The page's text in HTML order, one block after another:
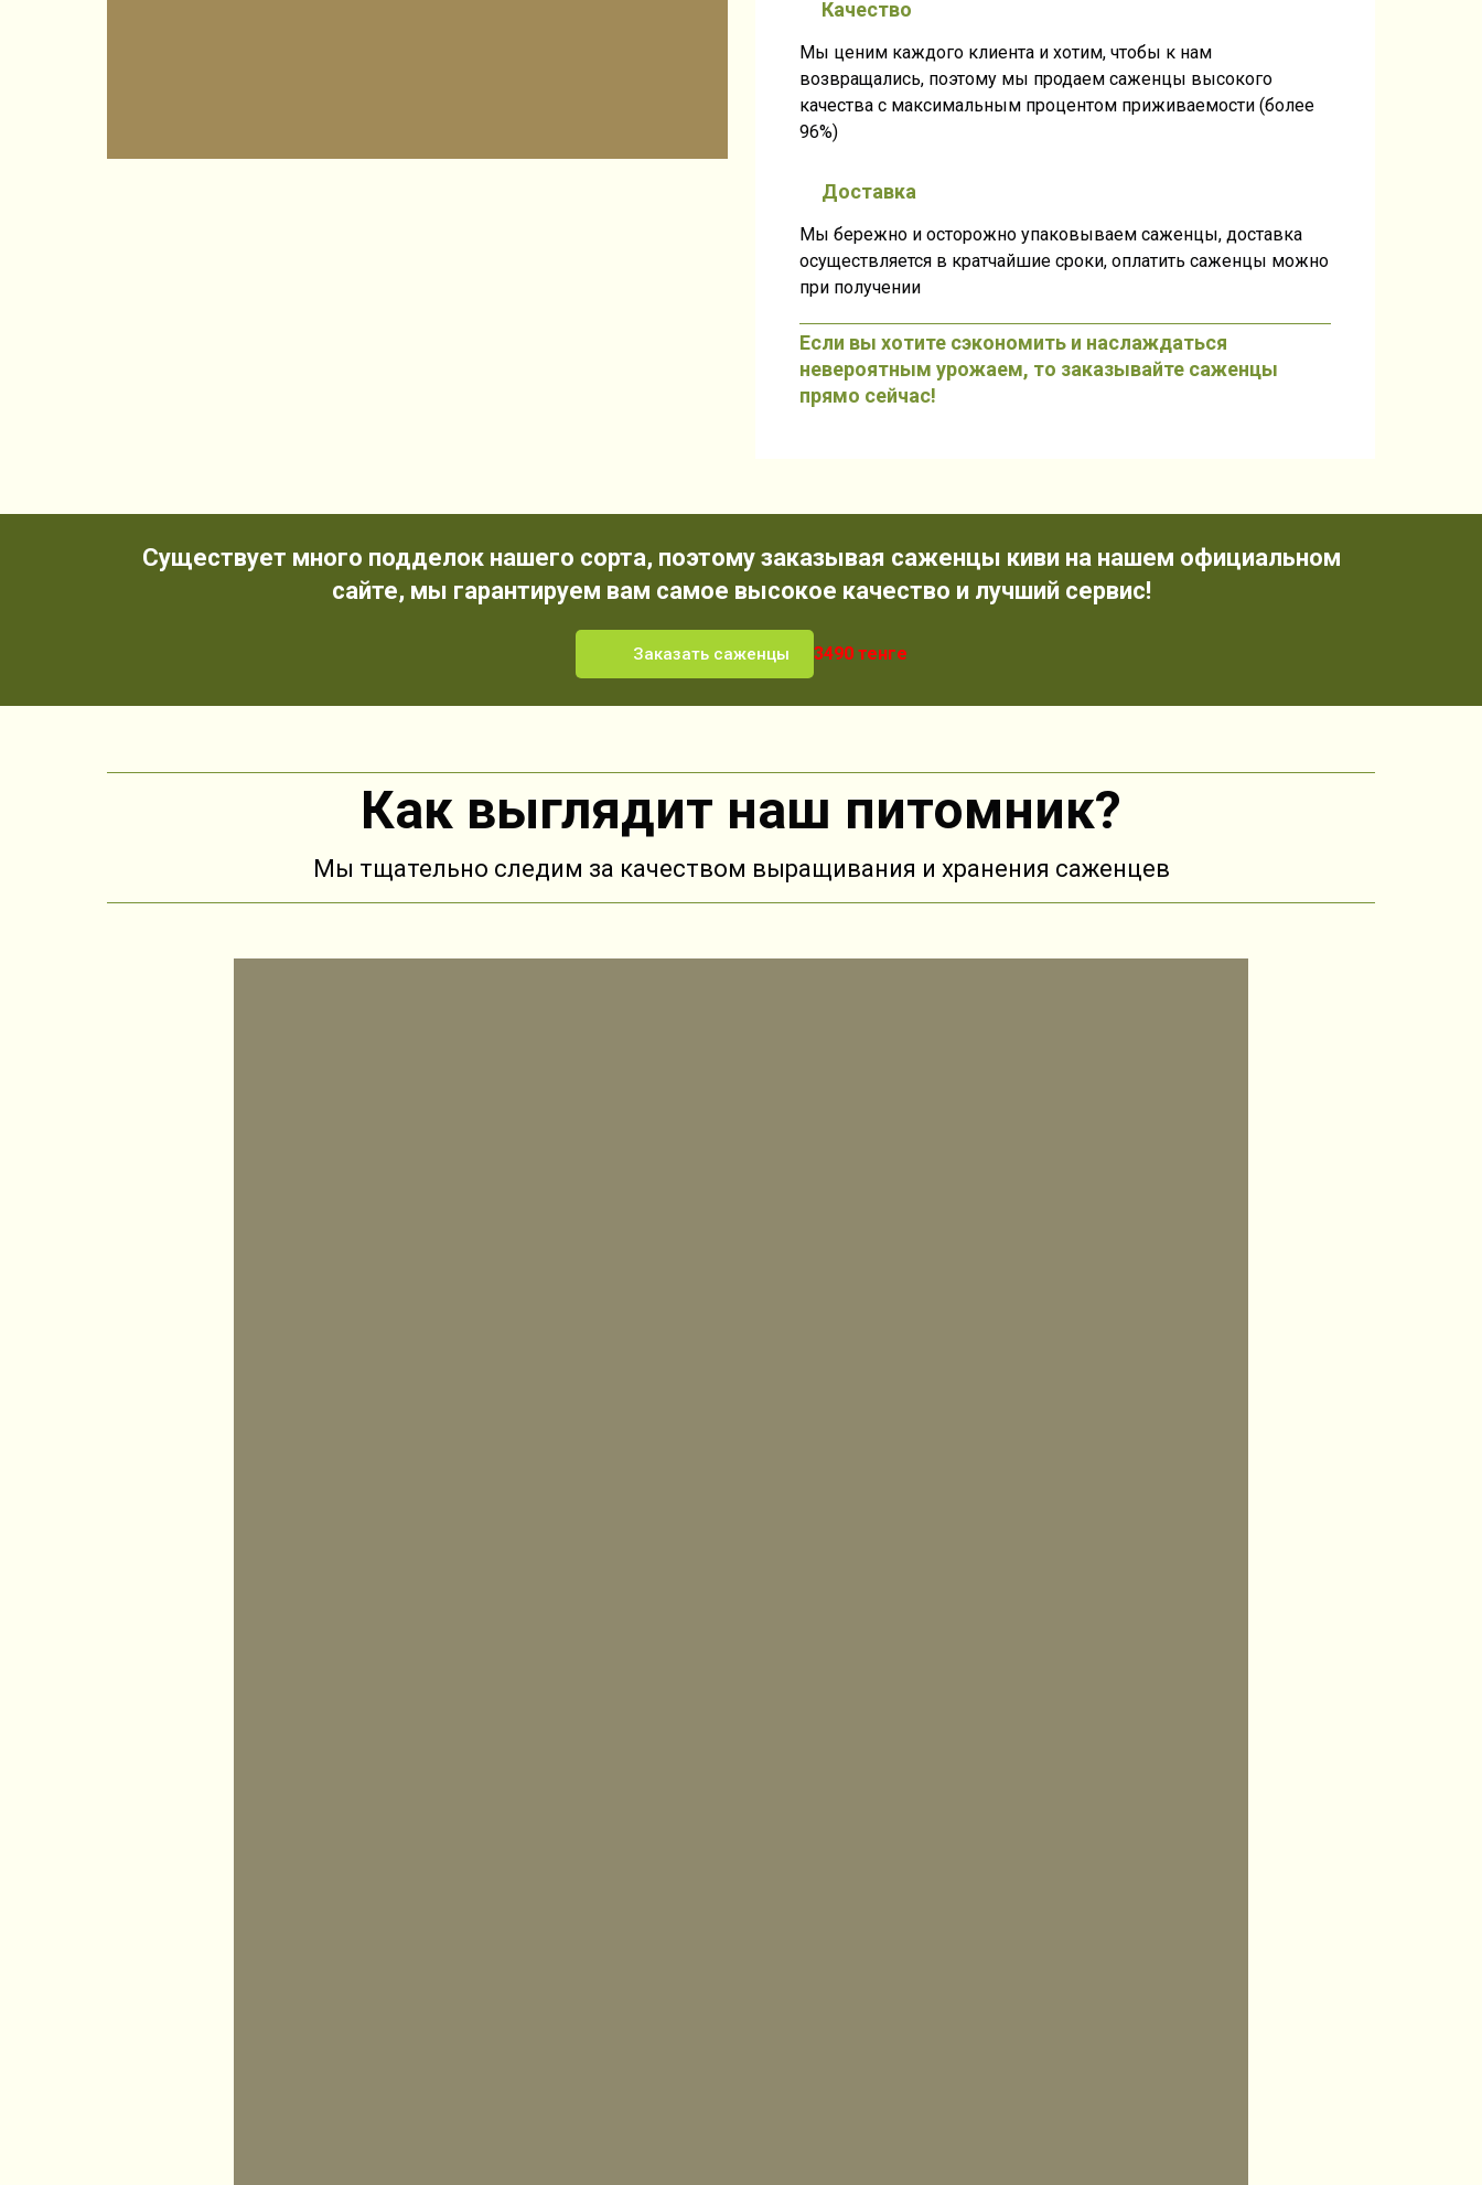
Качество
Мы ценим каждого клиента и хотим, чтобы к нам
возвращались, поэтому мы продаем саженцы высокого
качества с максимальным процентом приживаемости (более
96%)
Доставка
Мы бережно и осторожно упаковываем саженцы, доставка
осуществляется в кратчайшие сроки, оплатить саженцы можно
при получении
Если вы хотите сэкономить и наслаждаться
невероятным урожаем, то заказывайте саженцы
прямо сейчас!
Существует много подделок нашего сорта, поэтому заказывая саженцы киви на нашем официальном
сайте, мы гарантируем вам самое высокое качество и лучший сервис!
Заказать саженцы 3490 тенге
Как выглядит наш питомник?
Мы тщательно следим за качеством выращивания и хранения саженцев